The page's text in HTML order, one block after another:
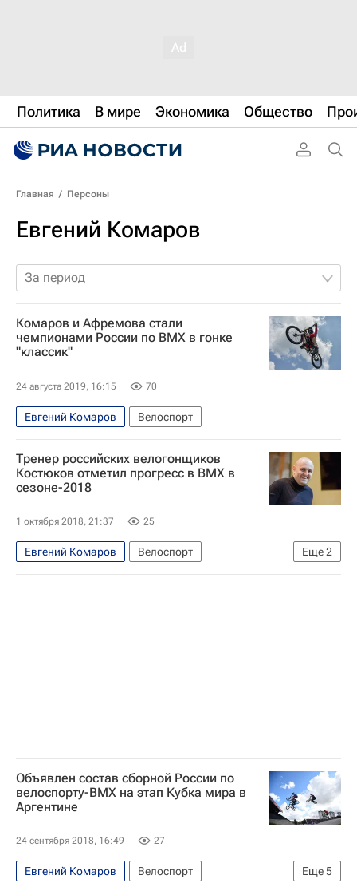
Политика В мире Экономика Общество
Главная / Персоны
Евгений Комаров
За период
Комаров и Афремова стали
чемпионами России по ВМХ в гонке
"классик"
24 августа 2019, 16:15 70
Евгений Комаров Велоспорт
Тренер российских велогонщиков
Костюков отметил прогресс в ВМХ в
сезоне-2018
1 октября 2018, 21:37 25
Еще2
Евгений Комаров
Велоспорт
Павел Костюков
Объявлен состав сборной России по
велоспорту-ВМХ на этап Кубка мира в
Аргентине
24 сентября 2018, 16:49 27
Еще5
Евгений Комаров
Велоспорт